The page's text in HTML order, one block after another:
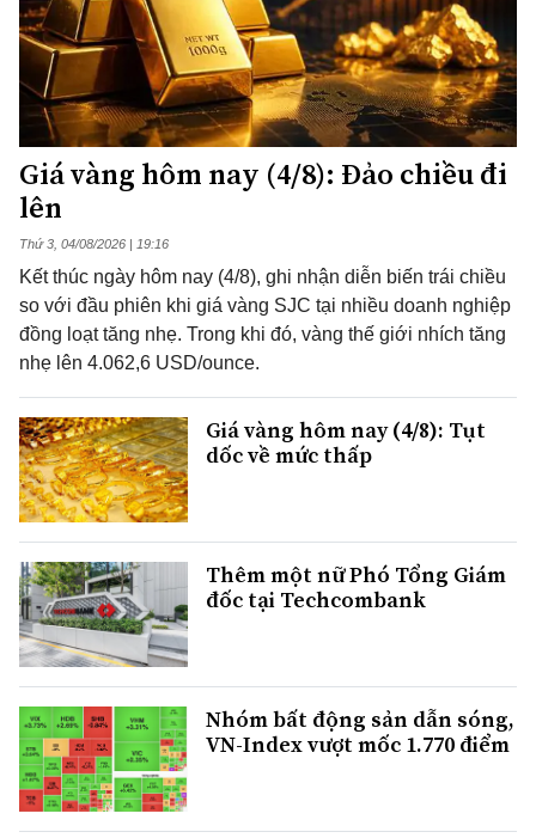
Giá vàng hôm nay (4/8): Đảo chiều đi
lên
Thứ 3, 04/08/2026 | 19:16
Kết thúc ngày hôm nay (4/8), ghi nhận diễn biến trái chiều
so với đầu phiên khi giá vàng SJC tại nhiều doanh nghiệp
đồng loạt tăng nhẹ. Trong khi đó, vàng thế giới nhích tăng
nhẹ lên 4.062,6 USD/ounce.
Giá vàng hôm nay (4/8): Tụt
dốc về mức thấp
Thêm một nữ Phó Tổng Giám
đốc tại Techcombank
Nhóm bất động sản dẫn sóng,
VN-Index vượt mốc 1.770 điểm